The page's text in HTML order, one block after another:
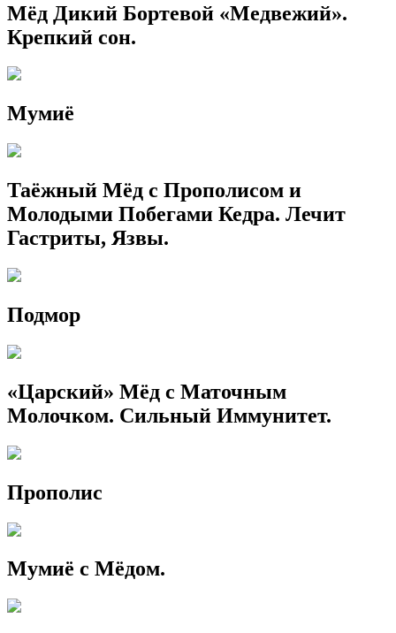
Мёд Дикий Бортевой «Медвежий».
Крепкий сон.
Мумиё
Таёжный Мёд с Прополисом и
Молодыми Побегами Кедра. Лечит
Гастриты, Язвы.
Подмор
«Царский» Мёд с Маточным
Молочком. Сильный Иммунитет.
Прополис
Мумиё с Мёдом.